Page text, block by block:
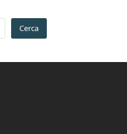
Cerca